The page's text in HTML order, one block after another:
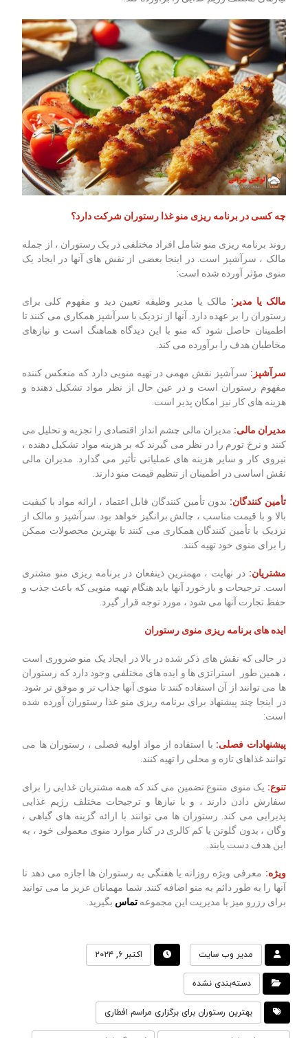
چه کسی در برنامه ریزی منو غذا رستوران شرکت دارد؟
روند برنامه ریزی منو شامل افراد مختلفی در یک رستوران ، از جمله
مالک ، سرآشپز است. در اینجا بعضی از نقش های آنها در ایجاد یک
منوی مؤثر آورده شده است:
مالک یا مدیر: مالک یا مدیر وظیفه تعیین دید و مفهوم کلی برای
رستوران را بر عهده دارد. آنها از نزدیک با سرآشپز همکاری می کنند تا
اطمینان حاصل شود که منو با این دیدگاه هماهنگ است و نیازهای
مخاطبان هدف را برآورده می کند.
سرآشپز: سرآشپز نقش مهمی در تهیه منویی دارد که منعکس کننده
مفهوم رستوران است و در عین حال از نظر مواد تشکیل دهنده و
هزینه های کار نیز امکان پذیر است.
مدیران مالی: مدیران مالی چشم انداز اقتصادی را تجزیه و تحلیل می
کنند و نرخ تورم را در نظر می گیرند که بر هزینه مواد تشکیل دهنده ،
نیروی کار و سایر هزینه های عملیاتی تأثیر می گذارد. مدیران مالی
نقش اساسی در اطمینان از تنظیم قیمت منو دارند.
تأمین کنندگان: بدون تأمین کنندگان قابل اعتماد ، ارائه مواد با کیفیت
بالا و با قیمت مناسب ، چالش برانگیز خواهد بود. سرآشپز و مالک از
نزدیک با تأمین کنندگان همکاری می کنند تا بهترین محصولات ممکن
را برای منوی خود تهیه کنند.
مشتریان: در نهایت ، مهمترین ذینفعان در برنامه ریزی منو مشتری
است. ترجیحات و بازخورد آنها باید هنگام تهیه منویی که باعث جذب و
حفظ تجارت آنها می شود ، مورد توجه قرار گیرد.
ایده های برنامه ریزی منوی رستوران
در حالی که نقش های ذکر شده در بالا در ایجاد یک منو ضروری است
، همین طور استراتژی ها و ایده های مختلفی وجود دارد که رستوران
ها می توانند از آن استفاده کنند تا منوی آنها جذاب تر و موفق تر شود.
در اینجا چند پیشنهاد برای برنامه ریزی منو غذا رستوران آورده شده
است:
پیشنهادات فصلی: با استفاده از مواد اولیه فصلی ، رستوران ها می
توانند غذاهای تازه و محلی را تهیه کنند.
تنوع: یک منوی متنوع تضمین می کند که همه مشتریان غذایی را برای
سفارش دادن دارند ، و با نیازها و ترجیحات مختلف رژیم غذایی
پذیرایی می کند. رستوران ها می توانند با ارائه گزینه های گیاهی ،
وگان ، بدون گلوتن یا کم کالری در کنار موارد منوی معمولی خود ، به
این هدف دست یابند.
ویژه: معرفی ویژه روزانه یا هفتگی به رستوران ها اجازه می دهد تا
آنها را به طور دائم به منو اضافه کنند. شما مهمانان عزیز ما می توانید
برای رزرو میز با مدیریت این مجموعهتماس بگیرید.
مدیر وب سایت اکتبر ۶, ۲۰۲۴
دسته‌بندی نشده
بهترین رستوران برای برگزاری مراسم افطاری